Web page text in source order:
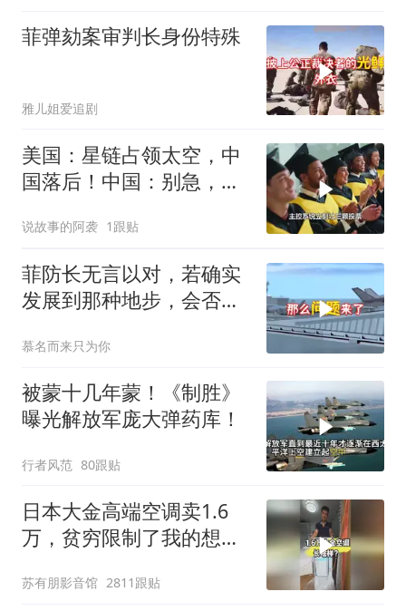
菲弹劾案审判长身份特殊
雅儿姐爱追剧
美国：星链占领太空，中
国落后！中国：别急，我
说故事的阿袭 1跟贴
菲防长无言以对，若确实
发展到那种地步，会否上
慕名而来只为你
被蒙十几年蒙！《制胜》
曝光解放军庞大弹药库！
行者风范 80跟贴
日本大金高端空调卖1.6
万，贫穷限制了我的想
苏有朋影音馆 2811跟贴